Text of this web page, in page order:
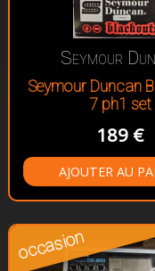
Seymour
Seymour Duncan
7 ph1 set
189 €
occasion